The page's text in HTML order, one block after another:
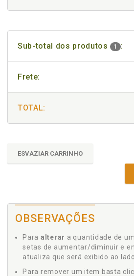
Sub-total dos produtos 1 :
Frete:
TOTAL:
ESVAZIAR CARRINHO
OBSERVAÇÕES
Para alterar a quantidade de
setas de aumentar/diminuir e
atualiza que será exibido ao
Para remover um item basta